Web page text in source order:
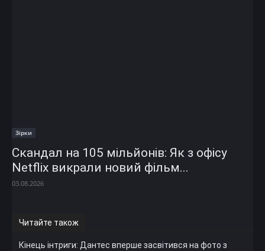
Зірки
Скандал на 105 мільйонів: Як з офісу
Netflix викрали новий фільм...
03.08.2026
Читайте також
Кінець інтриги: Дантес вперше засвітився на фото з